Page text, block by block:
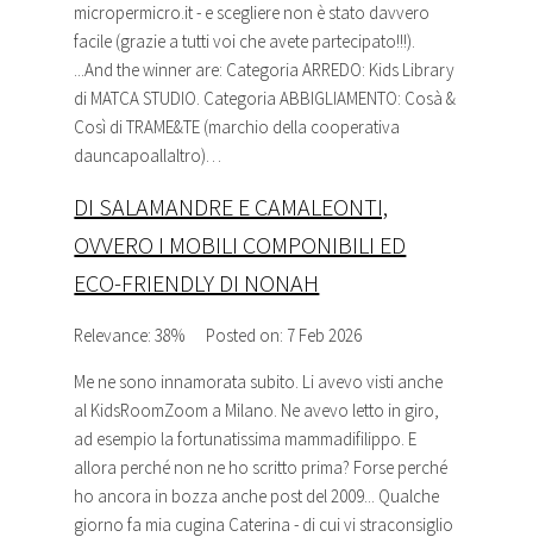
micropermicro.it - e scegliere non è stato davvero
facile (grazie a tutti voi che avete partecipato!!!).
...And the winner are: Categoria ARREDO: Kids Library
di MATCA STUDIO. Categoria ABBIGLIAMENTO: Cosà &
Così di TRAME&TE (marchio della cooperativa
dauncapoallaltro)…
DI SALAMANDRE E CAMALEONTI,
OVVERO I MOBILI COMPONIBILI ED
ECO-FRIENDLY DI NONAH
Relevance: 38% Posted on: 7 Feb 2026
Me ne sono innamorata subito. Li avevo visti anche
al KidsRoomZoom a Milano. Ne avevo letto in giro,
ad esempio la fortunatissima mammadifilippo. E
allora perché non ne ho scritto prima? Forse perché
ho ancora in bozza anche post del 2009... Qualche
giorno fa mia cugina Caterina - di cui vi straconsiglio